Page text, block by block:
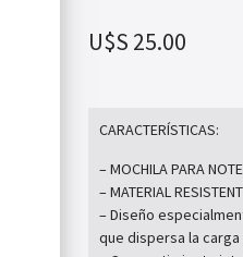
U$S 25.00
CARACTERÍSTICAS:
– MOCHILA PARA
– MATERIAL
– Diseño
que dispersa la